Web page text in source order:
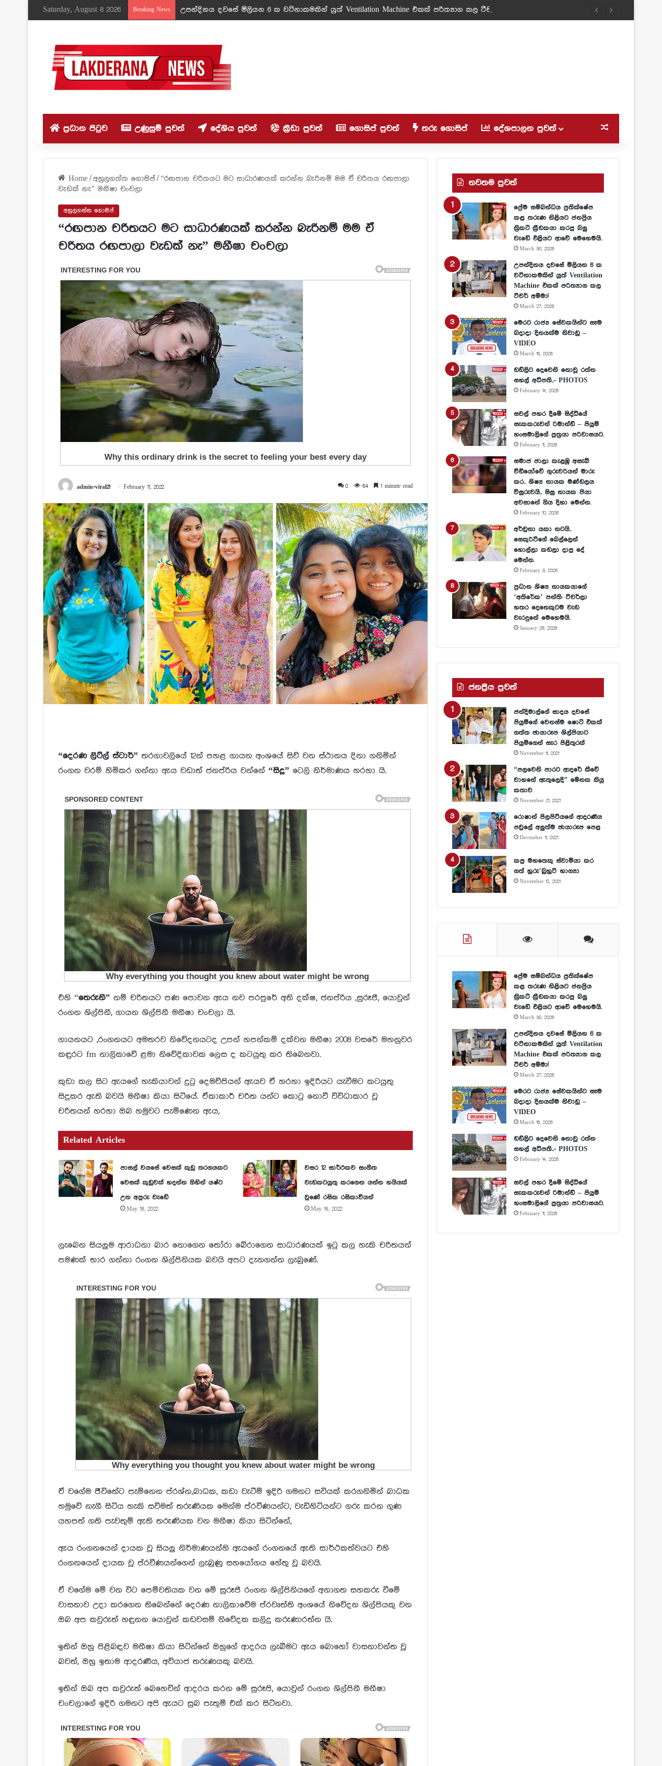
Saturday, August 8 2026 Breaking News උපන්දිනය දවසේ මිලියන 6 ක වටිනාකමකින් යුත් Ventilation Machine එකක් පරිත්‍යාග කල ටීචර් අම්මා!
ප්‍රධාන පිටුව උණුසුම් පුවත් දේශිය පුවත් ක්‍රීඩා පුවත් ගොසිප් පුවත් තරු ගොසිප් දේශපාලන පුවත් Random Article
Home/අහුලගත්ත ගොසිප්/“රඟපාන චරිතයට මට සාධාරණයක් කරන්න බැරිනම් මම ඒ චරිතය රඟපාලා
වැඩක් නැ” මනීෂා චංචලා
අහුලගත්ත ගොසිප්
“රඟපාන චරිතයට මට සාධාරණයක් කරන්න බැරිනම් මම ඒ
චරිතය රඟපාලා වැඩක් නැ” මනීෂා චංචලා
admin-viral21 February 11, 2022 0 64 1 minute read
“දෙරණ ලිට්ල් ස්ටාර්” තරගාවලියේ 12න් පහළ ගායන අංශයේ සිව් වන ස්ථානය දිනා ගනිමින්
රංගන වරම් හිමිකර ගන්නා ඇය වඩාත් ජනප්රිය වන්නේ “සිදූ” ටෙලි නිර්මාණය හරහා යි.
එහි “තෙරුනි” නම් චරිතයට පණ පොවන ඇය නව පරපුරේ අති දක්ෂ, ජනප්රිය ,සුරූපී, යොවුන්
රංගන ශිල්පිනී, ගායන ශිල්පිනී මනීෂා චංචලා යි.
ගායනයට ,රංගනයට අමතරව නිවේදනයටද උපන් හපන්කම් දක්වන මනීෂා 2008 වසරේ මහනුවර
කඳුරට fm නාලිකාවේ ළමා නිවේදිකාවක ලෙස ද කටයුතු කර තිබෙනවා.
කුඩා කල සිට ඇයගේ හැකියාවන් දුටු දෙමව්පියන් ඇයව ඒ හරහා ඉදිරියට යැවීමට කටයුතු
සිදුකර ඇති බවයි මනීෂා කියා සිටියේ. ඒකාකාරී චරිත යන්ට කොටු නොවී විවිධාකාර වූ
චරිතයන් හරහා ඔබ හමුවට පැමිණෙන ඇය,
Related Articles
පාසල් වයසේ වෙසක් කුඩු තරගයකට
වෙසක් කුඩුවක් හදන්න ගිහින් යෂ්ට
උන අපුරු වැඩේ
May 18, 2022
වසර 12 සාර්ථකව සංගීත
වැඩකටයුතු කරගෙන යන්න හයියක්
වුණේ රසික රසිකාවියන්
May 16, 2022
ලැබෙන සියලුම ආරාධනා බාර නොගෙන තෝරා බේරාගෙන සාධාරණයක් ඉටු කල හැකි චරිතයන්
පමණක් භාර ගන්නා රංගන ශිල්පිනියක බවයි අපට දැනගන්න ලැබුණේ.
ඒ වගේම ජීවිතේට පැමිනෙන ප්රශ්න,බාධක, කඩා වැටීම් ඉදිරි ගමනට සවියක් කරගනිමින් බාධක
හමුවේ නැගී සිටිය හැකි සවිමත් තරුණියක මෙන්ම ප්රවීණයන්ට, වැඩිහිටියන්ට ගරු කරන ගුණ
යහපත් ගති පැවතුම් ඇති තරුණියක වන මනීෂා කියා සිටින්නේ,
ඇය රංගනයෙන් දායක වූ සියලු නිර්මාණයන්හි ඇයගේ රංගනයේ ඇති සාර්ථකත්වයට එහි
රංගනයෙන් දායක වූ ප්රවීණයන්ගෙන් ලැබුණු සහයෝගය හේතු වූ බවයි.
ඒ වගේම මේ වන විට පෙම්වතියක වන මේ සුරූපී රංගන ශිල්පිනියගේ අනාගත සහකරු වීමේ
වාසනාව උදා කරගෙන තිබෙන්නේ දෙරණ නාලිකාවේම ප්රවෘත්ති අංශයේ නිවේදන ශිල්පියකු වන
ඔබ අප කවුරුත් හඳුනන යොවුන් කඩවසම් නිවේදක කලිදු කරුණාරත්න යි.
ඉතින් ඔහු පිළිබඳව මනීෂා කියා සිටින්නේ ඔහුගේ ආදරය ලැබීමට ඇය බොහෝ වාසනාවන්ත වූ
බවත්, ඔහු ඉතාම ආදරණීය, අව්යාජ තරුණයකු බවයි.
ඉතින් ඔබ අප කවුරුත් බෙහෙවින් ආදරය කරන මේ සුරූපි, යොවුන් රංගන ශිල්පිනී මනීෂා
චංචලාගේ ඉදිරි ගමනට අපි ඇයට සුබ පැතුම් එක් කර සිටිනවා.
නවතම පුවත්
ප්‍රේම සම්බන්ධය ප්‍රතික්ෂේප
කළ තරුණ නිළියට ජනප්‍රිය
ක්‍රිකට් ක්‍රීඩකයා කරපු බලු
වැඩේ එළියට ආවේ මෙහෙමයි.
March 30, 2026
උපන්දිනය දවසේ මිලියන 6 ක
වටිනාකමකින් යුත් Ventilation
Machine එකක් පරිත්‍යාග කල
ටීචර් අම්මා!
March 27, 2026
මෙරට රාජ්‍ය සේවකයින්ට සෑම
බදාදා දිනයක්ම නිවාඩු –
VIDEO
March 16, 2026
ඩඩ්ලිට දෙවෙනි නොවූ රත්න
සහල් අධිපති..- PHOTOS
February 14, 2026
සවල් පහර දීමේ සිද්ධියේ
සැකකරුවන් රිමාන්ඩ් – පියුමි
හංසමාලිගේ පුත්‍රයා පරිවාසයට.
February 11, 2026
සමාජ ජාලා කැළඹූ අසැබි
වීඩියෝවේ ගුරුවරියන් මාරු
කර.. ශිෂ්‍ය නායක මණ්ඩලය
විසුරුවයි.. සිසු නායක පියා
අවසානේ ගිය දිහා මෙන්න.
February 10, 2026
අර්චුනා යකා නටයි..
සෙකුරිටිගේ බෙල්ලෙන්
හොල්ලා කඩලා දාපු දේ
මෙන්න.
February 3, 2026
ප්‍රධාන ශිෂ්‍ය නායකයාගේ
‘අතිරේක’ පන්ති: ටීචර්ලා
හතර දෙනෙකුටම වැඩ
වැරදුනේ මෙහෙමයි.
January 26, 2026
ජනප්‍රීය පුවත්
ජන්දිමාල්ගේ සාදය දවසේ
පියුමිගේ වෙනස්ම ෂොට් එකක්
ගත්ත ඡායාරූප ශිල්පියාට
පියුමිගෙන් සැර පිළිතුරක්
November 11, 2021
“පලවෙනි පාරට ආදරේ කීවේ
වාහනේ ඇතුලෙදි” මේනක කියූ
කතාව
November 21, 2021
රොෂාන් පිලපිටියගේ ආදරණීය
පවුලේ අලුත්ම ඡායාරූප පෙළ
December 11, 2021
කපු මහතෙකු ස්වාමියා කර
ගත් හුරු’බුහුටි භාග්‍යා
November 12, 2021
ප්‍රේම සම්බන්ධය ප්‍රතික්ෂේප
කළ තරුණ නිළියට ජනප්‍රිය
ක්‍රිකට් ක්‍රීඩකයා කරපු බලු
වැඩේ එළියට ආවේ මෙහෙමයි.
March 30, 2026
උපන්දිනය දවසේ මිලියන 6 ක
වටිනාකමකින් යුත් Ventilation
Machine එකක් පරිත්‍යාග කල
ටීචර් අම්මා!
March 27, 2026
මෙරට රාජ්‍ය සේවකයින්ට සෑම
බදාදා දිනයක්ම නිවාඩු –
VIDEO
March 16, 2026
ඩඩ්ලිට දෙවෙනි නොවූ රත්න
සහල් අධිපති..- PHOTOS
February 14, 2026
සවල් පහර දීමේ සිද්ධියේ
සැකකරුවන් රිමාන්ඩ් – පියුමි
හංසමාලිගේ පුත්‍රයා පරිවාසයට.
February 11, 2026